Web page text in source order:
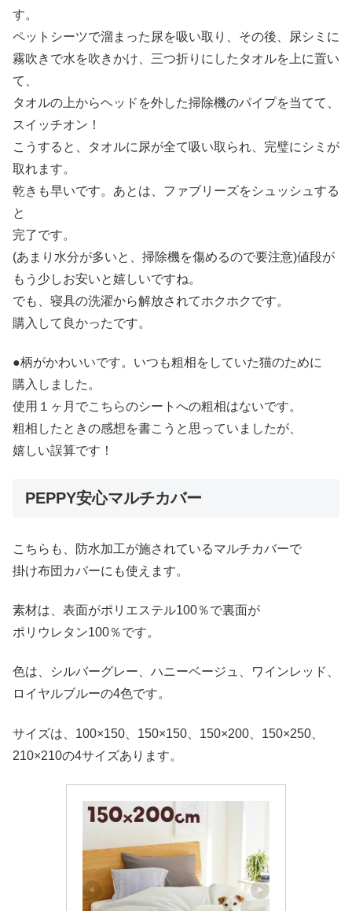
す。
ペットシーツで溜まった尿を吸い取り、その後、尿シミに
霧吹きで水を吹きかけ、三つ折りにしたタオルを上に置い
て、
タオルの上からヘッドを外した掃除機のパイプを当てて、
スイッチオン！
こうすると、タオルに尿が全て吸い取られ、完璧にシミが
取れます。
乾きも早いです。あとは、ファブリーズをシュッシュする
と
完了です。
(あまり水分が多いと、掃除機を傷めるので要注意)値段が
もう少しお安いと嬉しいですね。
でも、寝具の洗濯から解放されてホクホクです。
購入して良かったです。
●柄がかわいいです。いつも粗相をしていた猫のために
購入しました。
使用１ヶ月でこちらのシートへの粗相はないです。
粗相したときの感想を書こうと思っていましたが、
嬉しい誤算です！
PEPPY安心マルチカバー
こちらも、防水加工が施されているマルチカバーで
掛け布団カバーにも使えます。
素材は、表面がポリエステル100％で裏面が
ポリウレタン100％です。
色は、シルバーグレー、ハニーベージュ、ワインレッド、
ロイヤルブルーの4色です。
サイズは、100×150、150×150、150×200、150×250、
210×210の4サイズあります。